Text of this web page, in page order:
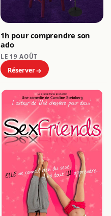
1h pour comprendre son
ado
LE 19 AOÛT
Réserver